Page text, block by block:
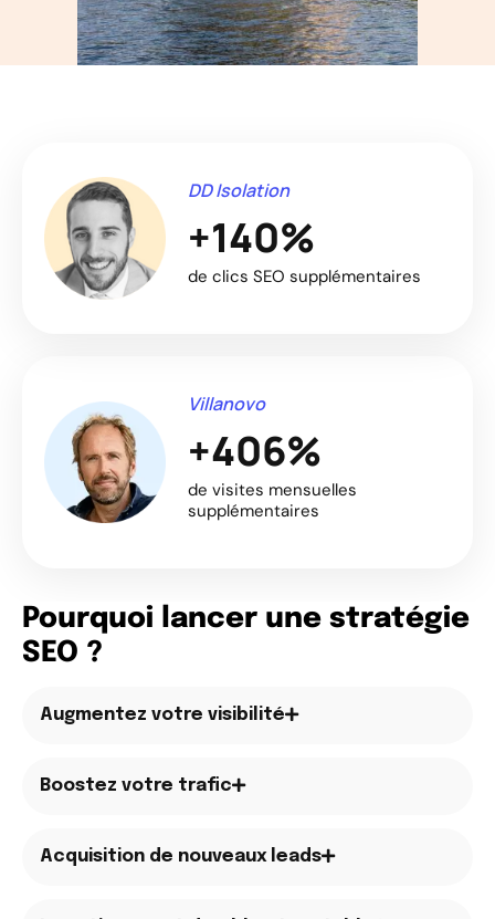
DD Isolation
+140%
de clics SEO supplémentaires
Villanovo
+406%
de visites mensuelles
supplémentaires
Pourquoi lancer une stratégie
SEO ?
Augmentez votre visibilité
Boostez votre trafic
Acquisition de nouveaux leads